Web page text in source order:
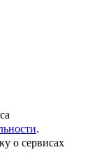
.
о сервисах